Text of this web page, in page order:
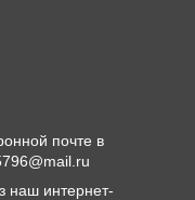
почте в
наш интернет-